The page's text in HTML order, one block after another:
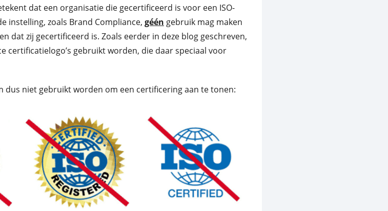
dat een organisatie die gecertificeerd is voor een ISO-
instelling, zoals Brand Compliance, géén gebruik mag maken
dat zij gecertificeerd is. Zoals eerder in deze blog geschreven,
certificatielogo’s gebruikt worden, die daar speciaal voor
dus niet gebruikt worden om een certificering aan te tonen: